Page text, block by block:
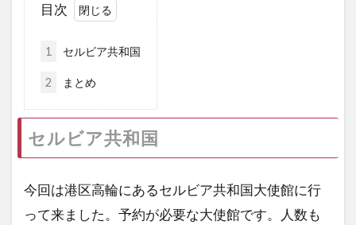
目次
1 セルビア共和国
2 まとめ
セルビア共和国
今回は港区高輪にあるセルビア共和国大使館に行
って来ました。予約が必要な大使館です。人数も